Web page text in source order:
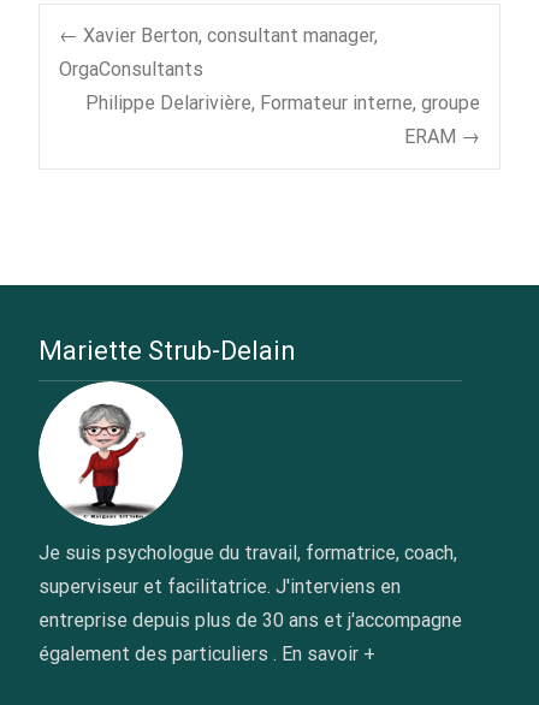
aujourd’hui
régulièrement les
méthodes qu’elle m’a
enseignée tant dans le
milieu professionnel que
Post
navigation
← Xavier Berton, consultant manager,
OrgaConsultants
Philippe Delarivière, Formateur interne, groupe
ERAM →
Mariette Strub-Delain
Je suis psychologue du travail, formatrice, coach,
superviseur et facilitatrice. J'interviens en
entreprise depuis plus de 30 ans et j'accompagne
également des particuliers . En savoir +